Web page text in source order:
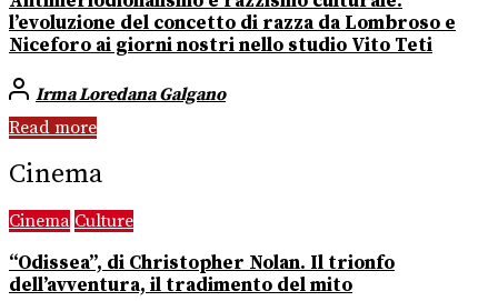
l’evoluzione del concetto di razza da Lombroso e
Niceforo ai giorni nostri nello studio Vito Teti
Irma Loredana Galgano
Read more
Cinema
Cinema Culture
“Odissea”, di Christopher Nolan. Il trionfo
dell’avventura, il tradimento del mito